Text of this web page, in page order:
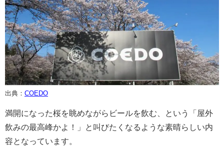
出典： COEDO
満開になった桜を眺めながらビールを飲む、という「屋外
飲みの最高峰かよ！」と叫びたくなるような素晴らしい内
容となっています。